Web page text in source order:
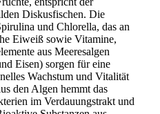
Diskusfischen. Die
und Chlorella, das an
Eiweiß sowie Vitamine,
aus Meeresalgen
Eisen) sorgen für eine
Wachstum und Vitalität
den Algen hemmt das
im Verdauungstrakt und